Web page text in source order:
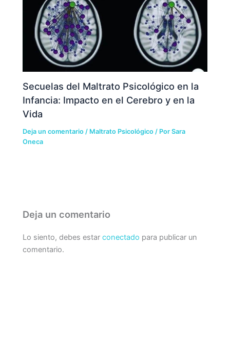
Secuelas del Maltrato Psicológico en la
Infancia: Impacto en el Cerebro y en la
Vida
Deja un comentario / Maltrato Psicológico / PorSara
Oneca
Deja un comentario
Lo siento, debes estarconectado para publicar un
comentario.